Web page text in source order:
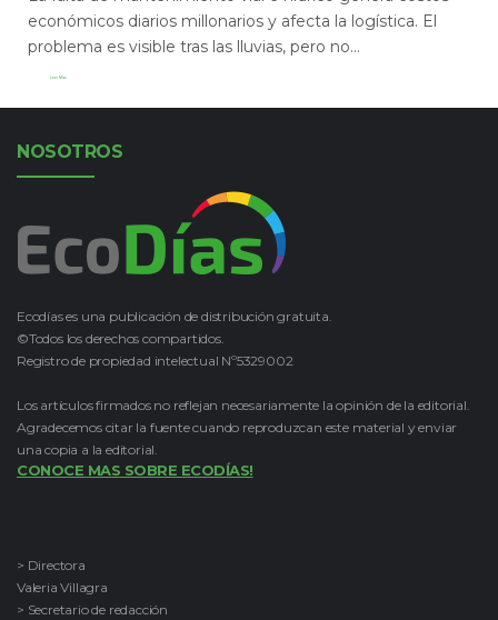
económicos diarios millonarios y afecta la logística. El
problema es visible tras las lluvias, pero no...
Leer Más
NOSOTROS
Ecodías es una publicación de distribución gratuita.
©Todos los derechos compartidos.
Registro de propiedad intelectual Nº5329002
Los artículos firmados no reflejan necesariamente la opinión de la editorial.
Agradecemos citar la fuente cuando reproduzcan este material y enviar
una copia a la editorial.
CONOCE MAS SOBRE ECODÍAS!
> Directora
Valeria Villagra
> Secretario de redacción